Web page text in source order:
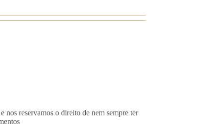
nos reservamos o direito de nem sempre ter